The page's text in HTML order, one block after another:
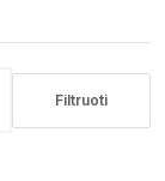
Filtruoti